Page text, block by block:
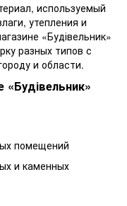
используемый
утепления и
«Будівельник»
разных типов с
и области.
помещений
и каменных